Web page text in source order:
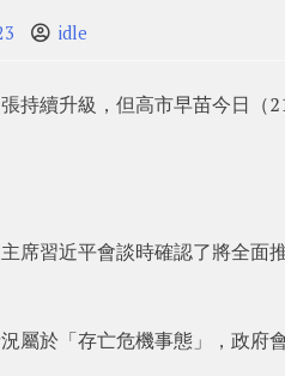
idle
持續升級，但高市早苗今日（
席習近平會談時確認了將全面
屬於「存亡危機事態」，政府